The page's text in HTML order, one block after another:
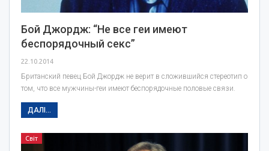
Бой Джордж: “Не все геи имеют
беспорядочный секс”
22.10.2014
Британский певец Бой Джордж не верит в сложившийся стереотип о
том, что все мужчины-геи имеют беспорядочные половые связи.
ДАЛІ...
Світ